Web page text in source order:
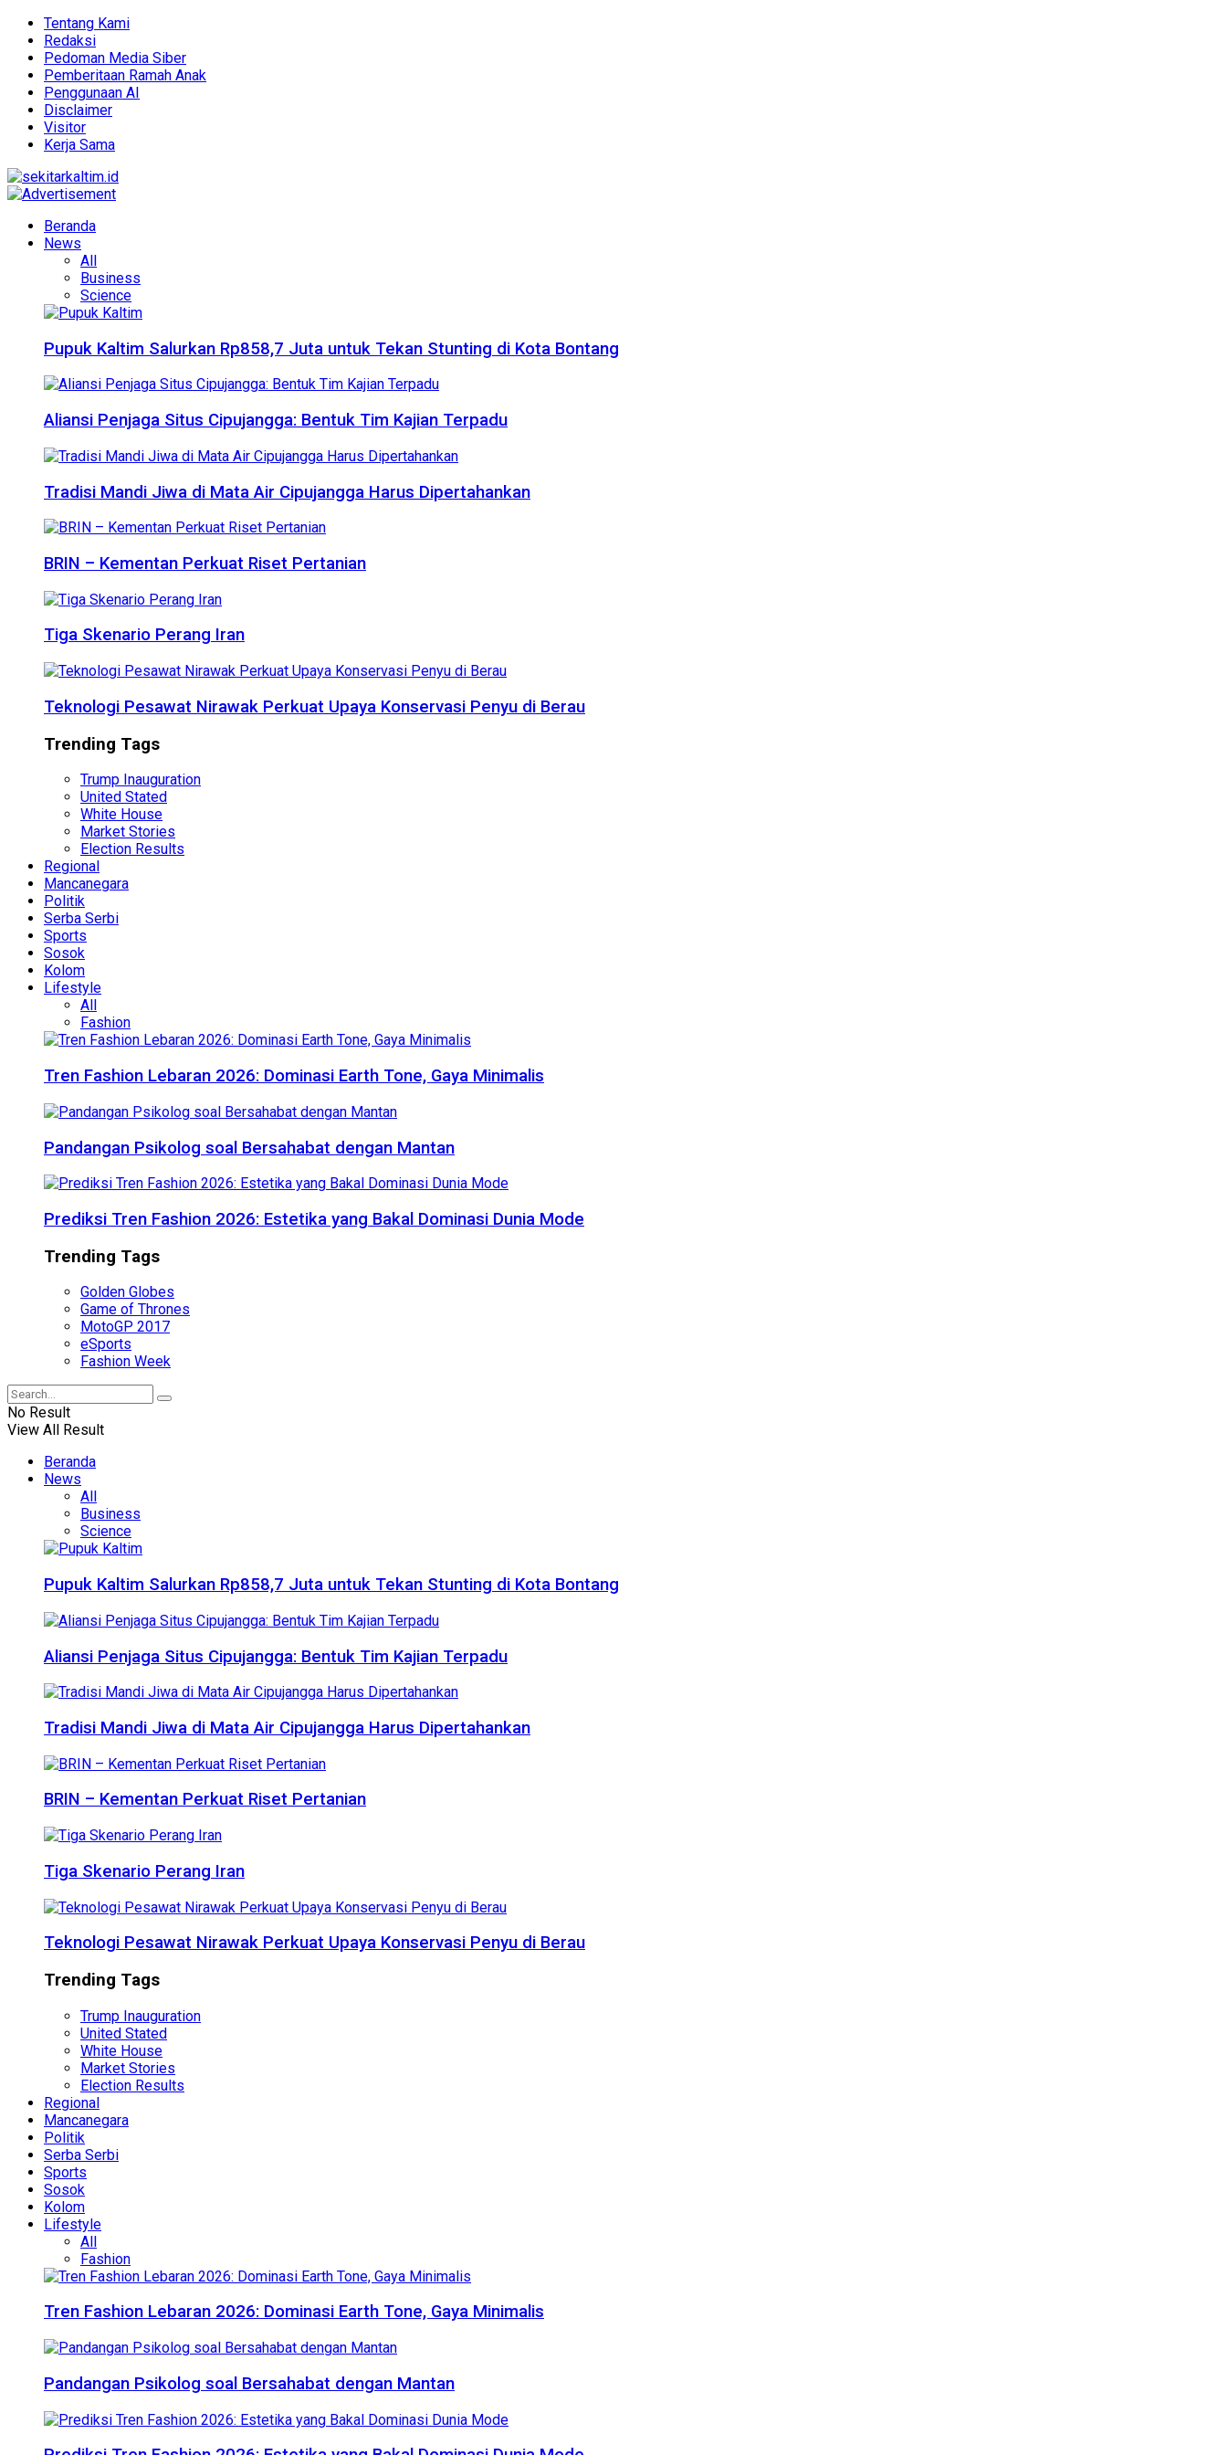
Tentang Kami
Redaksi
Pedoman Media Siber
Pemberitaan Ramah Anak
Penggunaan AI
Disclaimer
Visitor
Kerja Sama
Beranda
News
All
Business
Science
Pupuk Kaltim Salurkan Rp858,7 Juta untuk Tekan Stunting di Kota Bontang
Aliansi Penjaga Situs Cipujangga: Bentuk Tim Kajian Terpadu
Tradisi Mandi Jiwa di Mata Air Cipujangga Harus Dipertahankan
BRIN – Kementan Perkuat Riset Pertanian
Tiga Skenario Perang Iran
Teknologi Pesawat Nirawak Perkuat Upaya Konservasi Penyu di Berau
Trending Tags
Trump Inauguration
United Stated
White House
Market Stories
Election Results
Regional
Mancanegara
Politik
Serba Serbi
Sports
Sosok
Kolom
Lifestyle
All
Fashion
Tren Fashion Lebaran 2026: Dominasi Earth Tone, Gaya Minimalis
Pandangan Psikolog soal Bersahabat dengan Mantan
Prediksi Tren Fashion 2026: Estetika yang Bakal Dominasi Dunia Mode
Trending Tags
Golden Globes
Game of Thrones
MotoGP 2017
eSports
Fashion Week
No Result
View All Result
Beranda
News
All
Business
Science
Pupuk Kaltim Salurkan Rp858,7 Juta untuk Tekan Stunting di Kota Bontang
Aliansi Penjaga Situs Cipujangga: Bentuk Tim Kajian Terpadu
Tradisi Mandi Jiwa di Mata Air Cipujangga Harus Dipertahankan
BRIN – Kementan Perkuat Riset Pertanian
Tiga Skenario Perang Iran
Teknologi Pesawat Nirawak Perkuat Upaya Konservasi Penyu di Berau
Trending Tags
Trump Inauguration
United Stated
White House
Market Stories
Election Results
Regional
Mancanegara
Politik
Serba Serbi
Sports
Sosok
Kolom
Lifestyle
All
Fashion
Tren Fashion Lebaran 2026: Dominasi Earth Tone, Gaya Minimalis
Pandangan Psikolog soal Bersahabat dengan Mantan